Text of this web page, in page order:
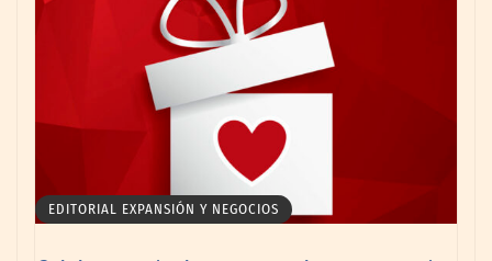
EDITORIAL EXPANSIÓN Y NEGOCIOS